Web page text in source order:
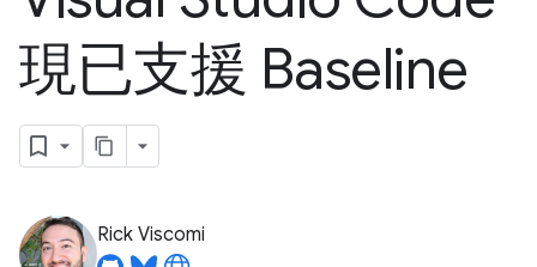
現已支援 Baseline
Rick Viscomi